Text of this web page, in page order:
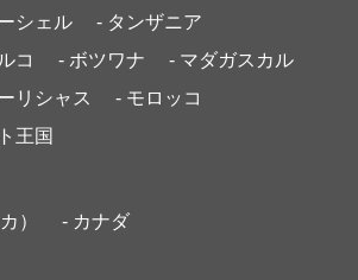
シェル
- タンザニア
コ - ボツワナ
- マダガスカル
リシャス
- モロッコ
王国
）
- カナダ